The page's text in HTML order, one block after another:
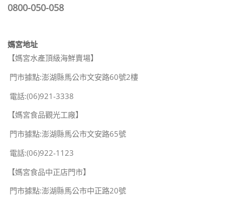
0800-050-058
媽宮地址
【媽宮水產頂級海鮮賣場】
門市據點:澎湖縣馬公市文安路60號2樓
電話:(06)921-3338
【媽宮食品觀光工廠】
門市據點:澎湖縣馬公市文安路65號
電話:(06)922-1123
【媽宮食品中正店門市】
門市據點:澎湖縣馬公市中正路20號